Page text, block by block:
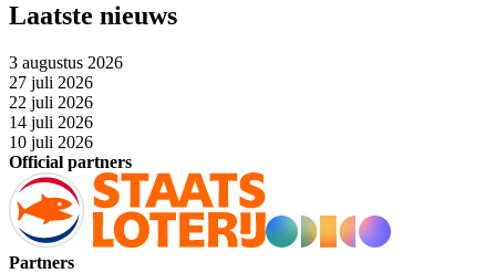
Laatste nieuws
3 augustus 2026
27 juli 2026
22 juli 2026
14 juli 2026
10 juli 2026
Official partners
Partners